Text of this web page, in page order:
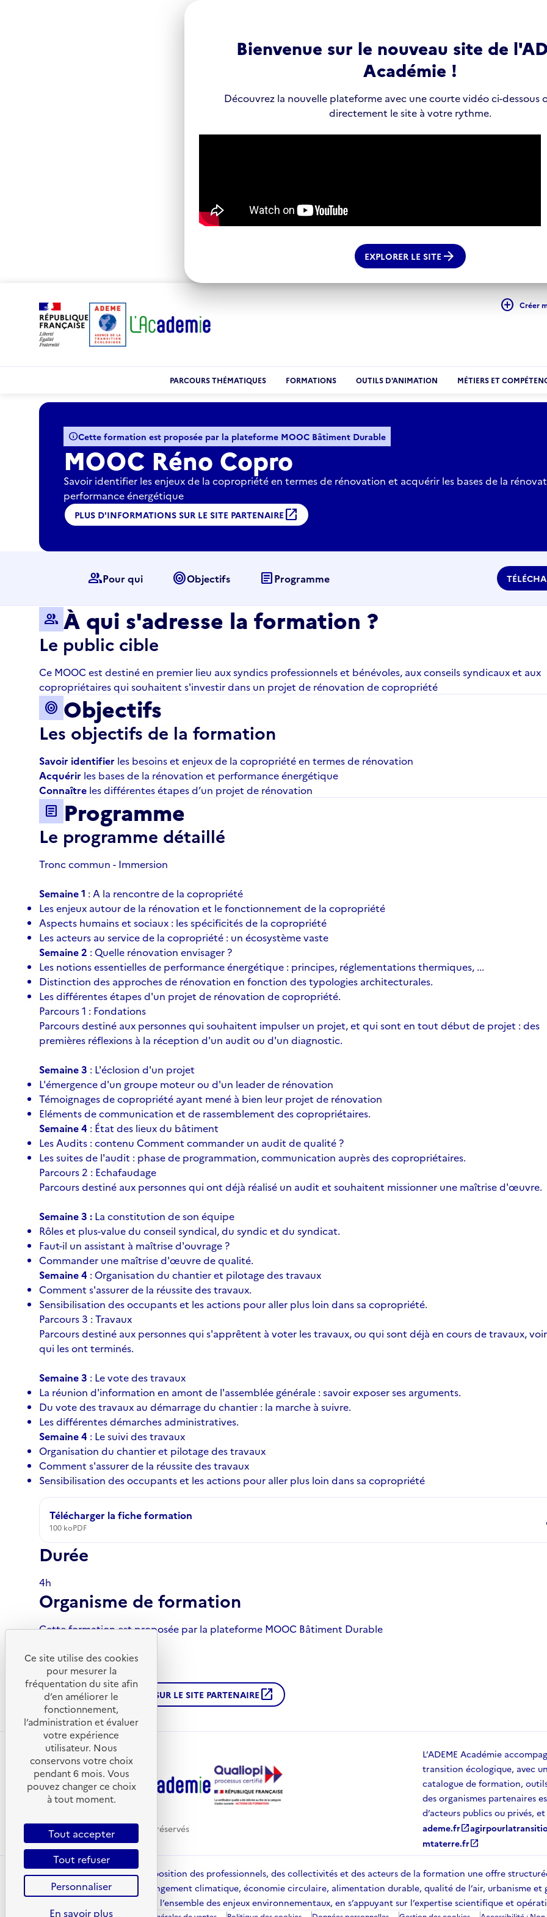
Bienvenue sur le nouveau site de
Académie !
Découvrez la nouvelle plateforme avec une courte vidéo ci-dessous
directement le site à votre rythme.
EXPLORER LE SITE arrow_forward
add_circle Créer
PARCOURS THÉMATIQUES FORMATIONS OUTILS D'ANIMATION MÉTIERS ET
Accueil
infoCette formation est proposée par la plateforme MOOC Bâtiment Durable
MOOC Réno Copro
Savoir identifier les enjeux de la copropriété en termes de rénovation et acquérir les bases de la
performance énergétique
PLUS D'INFORMATIONS SUR LE SITE PARTENAIREopen_in_new
groupPour qui targetObjectifs articleProgramme
group À qui s'adresse la formation ?
Le public cible
Ce MOOC est destiné en premier lieu aux syndics professionnels et bénévoles, aux conseils syndicaux et aux
copropriétaires qui souhaitent s'investir dans un projet de rénovation de copropriété
target Objectifs
Les objectifs de la formation
Savoir identifier les besoins et enjeux de la copropriété en termes de rénovation
Acquérir les bases de la rénovation et performance énergétique
Connaître les différentes étapes d’un projet de rénovation
article Programme
Le programme détaillé
Tronc commun - Immersion
Semaine 1 : A la rencontre de la copropriété
Les enjeux autour de la rénovation et le fonctionnement de la copropriété
Aspects humains et sociaux : les spécificités de la copropriété
Les acteurs au service de la copropriété : un écosystème vaste
Semaine 2 : Quelle rénovation envisager ?
Les notions essentielles de performance énergétique : principes, réglementations thermiques, ...
Distinction des approches de rénovation en fonction des typologies architecturales.
Les différentes étapes d'un projet de rénovation de copropriété.
Parcours 1 : Fondations
Parcours destiné aux personnes qui souhaitent impulser un projet, et qui sont en tout début de projet : des
premières réflexions à la réception d'un audit ou d'un diagnostic.
Semaine 3 : L'éclosion d'un projet
L'émergence d'un groupe moteur ou d'un leader de rénovation
Témoignages de copropriété ayant mené à bien leur projet de rénovation
Eléments de communication et de rassemblement des copropriétaires.
Semaine 4 : État des lieux du bâtiment
Les Audits : contenu Comment commander un audit de qualité ?
Les suites de l'audit : phase de programmation, communication auprès des copropriétaires.
Parcours 2 : Echafaudage
Parcours destiné aux personnes qui ont déjà réalisé un audit et souhaitent missionner une maîtrise d'œuvre.
Semaine 3 : La constitution de son équipe
Rôles et plus-value du conseil syndical, du syndic et du syndicat.
Faut-il un assistant à maîtrise d'ouvrage ?
Commander une maîtrise d'œuvre de qualité.
Semaine 4 : Organisation du chantier et pilotage des travaux
Comment s'assurer de la réussite des travaux.
Sensibilisation des occupants et les actions pour aller plus loin dans sa copropriété.
Parcours 3 : Travaux
Parcours destiné aux personnes qui s'apprêtent à voter les travaux, ou qui sont déjà en cours de travaux,
qui les ont terminés.
Semaine 3 : Le vote des travaux
La réunion d'information en amont de l'assemblée générale : savoir exposer ses arguments.
Du vote des travaux au démarrage du chantier : la marche à suivre.
Les différentes démarches administratives.
Semaine 4 : Le suivi des travaux
Organisation du chantier et pilotage des travaux
Comment s'assurer de la réussite des travaux
Sensibilisation des occupants et les actions pour aller plus loin dans sa copropriété
Télécharger la fiche formation
100 koPDF
Durée
4h
Organisme de formation
Cette formation est proposée par la plateforme MOOC Bâtiment Durable
Gratuit
PLUS D'INFORMATIONS SUR LE SITE PARTENAIREopen_in_new
© Ademe - Tous droits réservés
L’ADEME Académie
transition écologique, avec
catalogue de formation,
des organismes partenaires
d’acteurs publics ou privés,
ademe.fropen_in_new
mtaterre.fropen_in_new
ADEME Académie met à disposition des professionnels, des collectivités et des acteurs de la formation une offre
mobilité, adaptation au changement climatique, économie circulaire, alimentation durable, qualité de l’air, urbanisme
montée en compétences sur l’ensemble des enjeux environnementaux, en s’appuyant sur l’expertise scientifique et
Ce site utilise des cookies
pour mesurer la
fréquentation du site afin
d’en améliorer le
fonctionnement,
l’administration et évaluer
votre expérience
utilisateur. Nous
conservons votre choix
pendant 6 mois. Vous
pouvez changer ce choix
à tout moment.
Tout accepter
Tout refuser
Personnaliser
En savoir plus